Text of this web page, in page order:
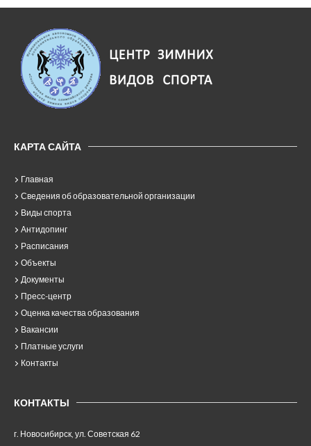
КАРТА САЙТА
Главная
Сведения об образовательной организации
Виды спорта
Антидопинг
Расписания
Объекты
Документы
Пресс-центр
Оценка качества образования
Вакансии
Платные услуги
Контакты
КОНТАКТЫ
г. Новосибирск, ул. Советская 62